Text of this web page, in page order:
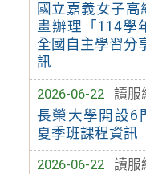
國立嘉義女子
畫辦理「114學
全國自主學習分
訊
2026-06-22
讀服
長榮大學開設6
夏季班課程資訊
2026-06-22
讀服